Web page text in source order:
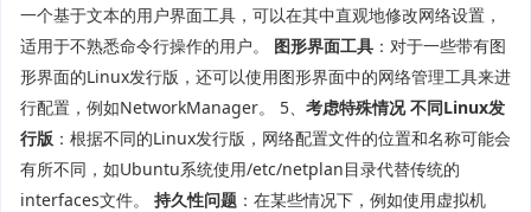
一个基于文本的用户界面工具，可以在其中直观地修改网络设置，
适用于不熟悉命令行操作的用户。 图形界面工具 ：对于一些带有图
形界面的Linux发行版，还可以使用图形界面中的网络管理工具来进
行配置，例如NetworkManager。 5、 考虑特殊情况 不同Linux发
行版 ：根据不同的Linux发行版，网络配置文件的位置和名称可能会
有所不同，如Ubuntu系统使用/etc/netplan目录代替传统的
interfaces文件。 持久性问题 ：在某些情况下，例如使用虚拟机